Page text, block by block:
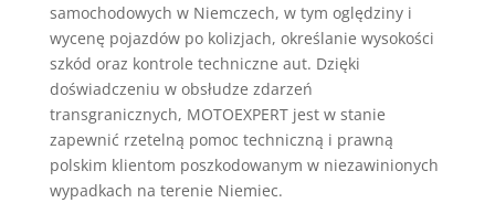
samochodowych w Niemczech, w tym oględziny i
wycenę pojazdów po kolizjach, określanie wysokości
szkód oraz kontrole techniczne aut. Dzięki
doświadczeniu w obsłudze zdarzeń
transgranicznych, MOTOEXPERT jest w stanie
zapewnić rzetelną pomoc techniczną i prawną
polskim klientom poszkodowanym w niezawinionych
wypadkach na terenie Niemiec.